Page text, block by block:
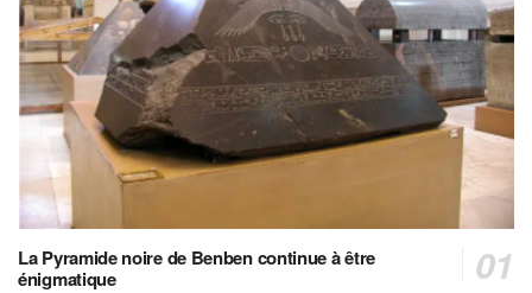
La Pyramide noire de Benben continue à être
énigmatique